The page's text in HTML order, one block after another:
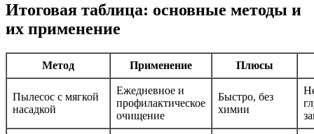
Итоговая таблица: основные методы и
их применение
Метод Применение Плюсы
Пылесос с мягкой
насадкой
Ежедневное и
профилактическое
очищение
Быстро, без
химии